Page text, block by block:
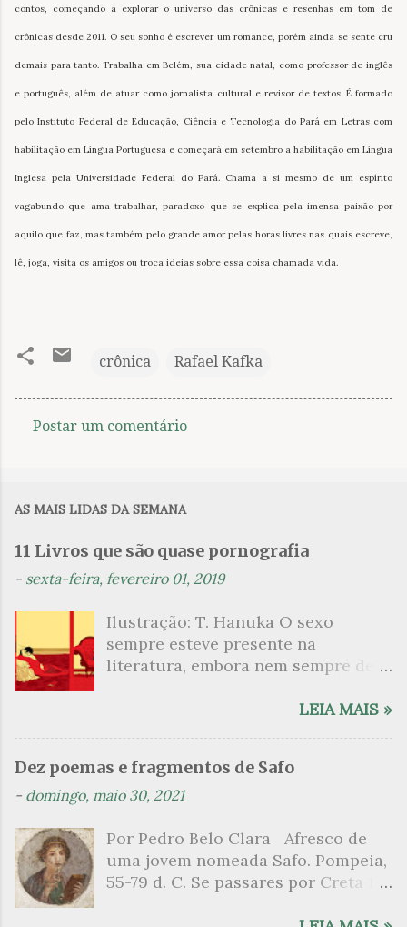
contos, começando a explorar o universo das crônicas e resenhas em tom de
crônicas desde 2011. O seu sonho é escrever um romance, porém ainda se sente cru
demais para tanto. Trabalha em Belém, sua cidade natal, como professor de inglês
e português, além de atuar como jornalista cultural e revisor de textos. É formado
pelo Instituto Federal de Educação, Ciência e Tecnologia do Pará em Letras com
habilitação em Língua Portuguesa e começará em setembro a habilitação em Língua
Inglesa pela Universidade Federal do Pará. Chama a si mesmo de um espírito
vagabundo que ama trabalhar, paradoxo que se explica pela imensa paixão por
aquilo que faz, mas também pelo grande amor pelas horas livres nas quais escreve,
lê, joga, visita os amigos ou troca ideias sobre essa coisa chamada vida.
crônica Rafael Kafka
n
t
i
o
Postar um comentário
AS MAIS LIDAS DA SEMANA
11 Livros que são quase pornografia
- sexta-feira, fevereiro 01, 2019
Ilustração: T. Hanuka O sexo
sempre esteve presente na
literatura, embora nem sempre de
que mergulharam em sua própria
psicanalítico e findaram por revelar
a partir dessa intimidade o lado
apresenta um conjunto de livros
nos quais os escritores se
desnudam, livros que dispensam o
LEIA MAIS »
Dez poemas e fragmentos de Safo
- domingo, maio 30, 2021
Por Pedro Belo Clara Afresco de
uma jovem nomeada Safo. Pompeia,
55-79 d. C. Se passares por Creta 1